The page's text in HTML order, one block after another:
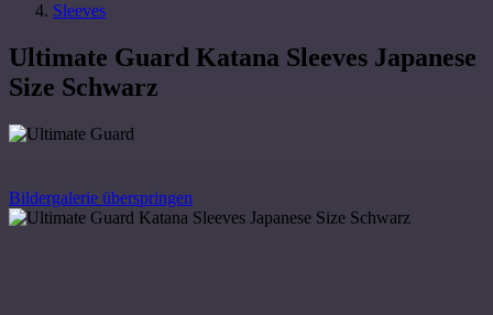
Sleeves
Ultimate Guard Katana Sleeves Japanese
Size Schwarz
Bildergalerie überspringen